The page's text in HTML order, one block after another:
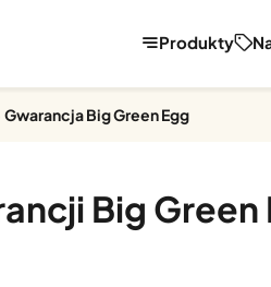
Produkty
Gwarancja Big Green Egg
Big Green